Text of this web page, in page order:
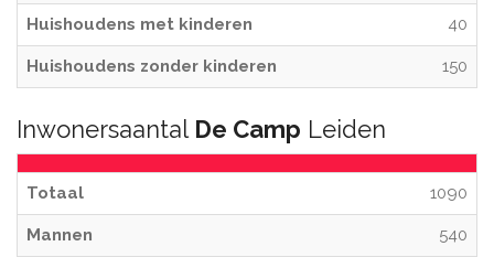
Huishoudens met kinderen 40
Huishoudens zonder kinderen 150
Inwonersaantal De Camp Leiden
Totaal 1090
Mannen 540